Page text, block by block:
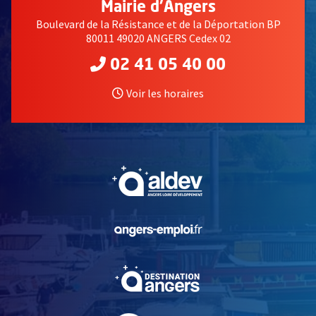
Mairie d'Angers
Boulevard de la Résistance et de la Déportation BP
80011 49020 ANGERS Cedex 02
02 41 05 40 00
Voir les horaires
, Ouvre une nouvelle